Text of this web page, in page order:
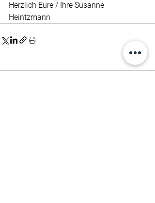
Herzlich Eure / Ihre Susanne
Heintzmann